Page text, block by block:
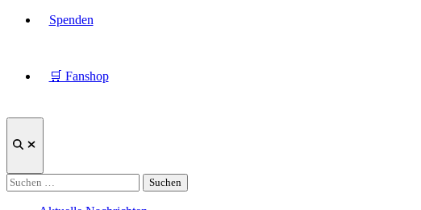
Spenden
🛒 Fanshop
Suche
Suchen
nach: